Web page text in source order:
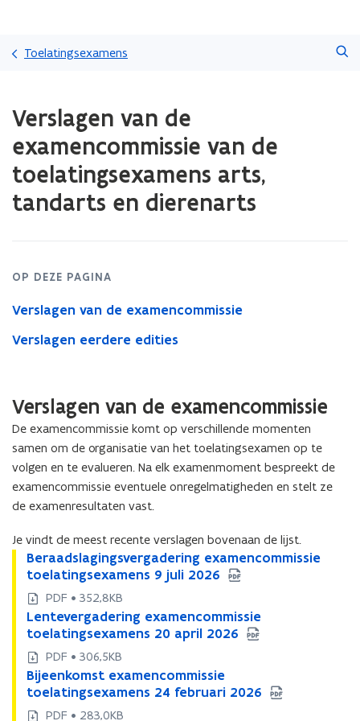
gaan
Toelatingsexamens
met
laden.
zich
op:
Verslagen
van
toelatingsexamens
tandarts
Verslagen van de
examencommissie van de
toelatingsexamens arts,
tandarts en dierenarts
OP DEZE PAGINA
Verslagen van de examencommissie
Verslagen eerdere edities
Verslagen van de examencommissie
De examencommissie komt op verschillende momenten
samen om de organisatie van het toelatingsexamen op te
volgen en te evalueren. Na elk examenmoment bespreekt de
examencommissie eventuele onregelmatigheden en stelt ze
de examenresultaten vast.
Je vindt de meest recente verslagen bovenaan de lijst.
B
e
r
a
a
d
s
l
a
g
Beraadslagingsvergadering examencommissie
toelatingsexamens 9 juli 2026
B
e
r
a
a
d
s
l
a
g
PDF • 352,8KB
L
e
n
t
e
v
e
Lentevergadering examencommissie
toelatingsexamens 20 april 2026
L
e
n
t
e
v
e
PDF • 306,5KB
B
i
j
Bijeenkomst examencommissie
toelatingsexamens 24 februari 2026
B
i
j
PDF • 283,0KB